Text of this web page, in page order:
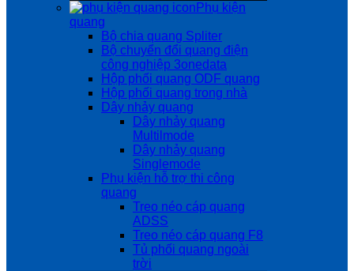
Phụ kiện
quang
Bộ chia quang Spliter
Bộ chuyển đổi quang điện
công nghiệp 3onedata
Hộp phối quang ODF quang
Hộp phối quang trong nhà
Dây nhảy quang
Dây nhảy quang
Multilmode
Dây nhảy quang
Singlemode
Phụ kiện hỗ trợ thi công
quang
Treo néo cáp quang
ADSS
Treo néo cáp quang F8
Tủ phối quang ngoài
trời